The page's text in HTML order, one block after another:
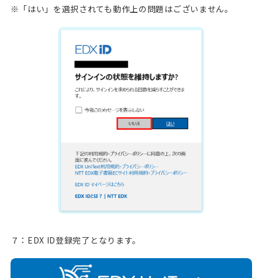
※「はい」を選択されても動作上の問題はございません。
７：EDX ID登録完了となります。